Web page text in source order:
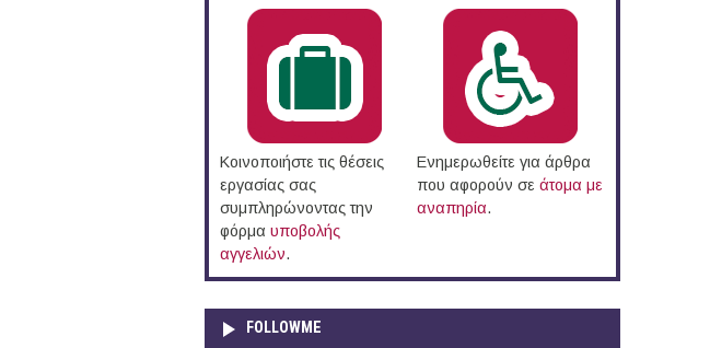
Κοινοποιήστε τις θέσεις
εργασίας σας
συμπληρώνοντας την
φόρμα υποβολής
αγγελιών.
Ενημερωθείτε για άρθρα
που αφορούν σε άτομα με
αναπηρία.
FOLLOWME